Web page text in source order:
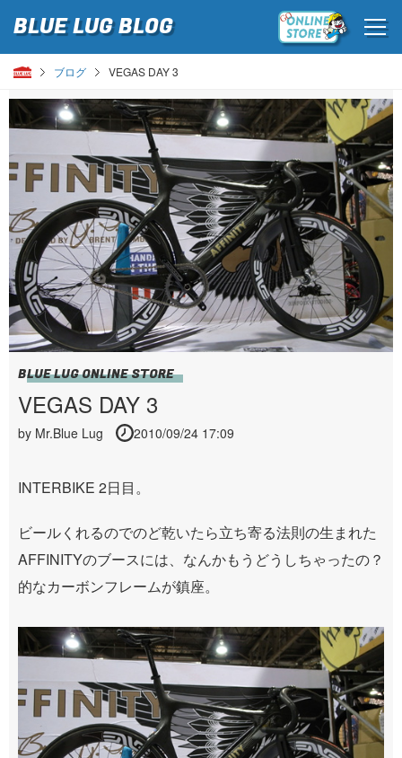
BLUE LUGBLOG
ブログ VEGAS DAY 3
BLUE LUG ONLINE STORE
VEGAS DAY 3
by Mr.Blue Lug 2010/09/24 17:09
INTERBIKE 2日目。
ビールくれるのでのど乾いたら立ち寄る法則の生まれた
AFFINITYのブースには、なんかもうどうしちゃったの？
的なカーボンフレームが鎮座。